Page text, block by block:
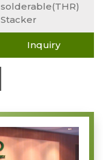
Inquiry